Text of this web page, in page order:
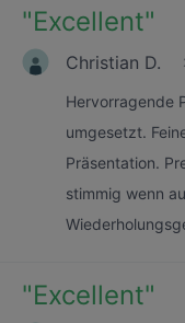
"Excellent"
Christian D.
Hervorragende
umgesetzt.
Präsentation.
stimmig wenn
"Excellent"